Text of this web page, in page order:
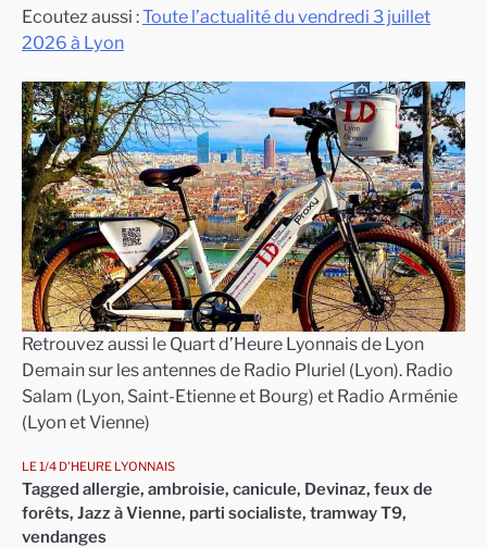
Ecoutez aussi :Toute l’actualité du vendredi 3 juillet
2026 à Lyon
Retrouvez aussi le Quart d’Heure Lyonnais de Lyon
Demain sur les antennes de Radio Pluriel (Lyon). Radio
Salam (Lyon, Saint-Etienne et Bourg) et Radio Arménie
(Lyon et Vienne)
LE 1/4 D'HEURE LYONNAIS
Tagged allergie, ambroisie, canicule, Devinaz, feux de
forêts, Jazz à Vienne, parti socialiste, tramway T9,
vendanges